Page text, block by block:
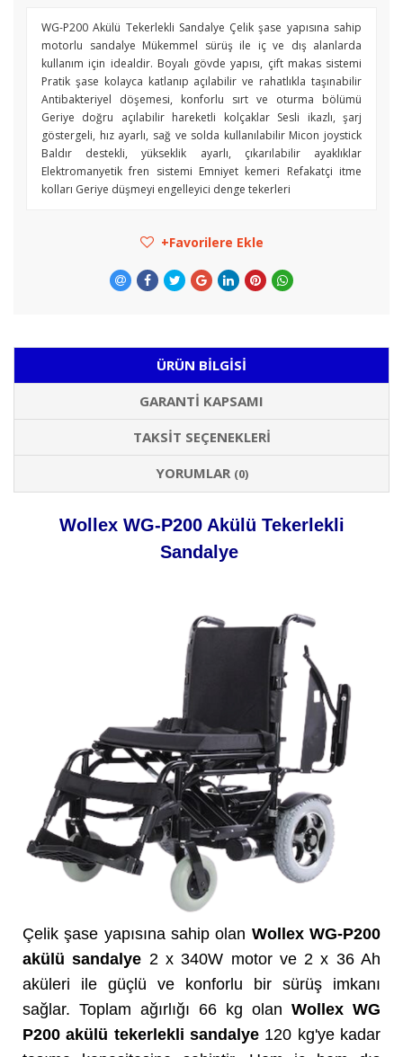
WG-P200 Akülü Tekerlekli Sandalye Çelik şase yapısına sahip
motorlu sandalye Mükemmel sürüş ile iç ve dış alanlarda
kullanım için idealdir. Boyalı gövde yapısı, çift makas sistemi
Pratik şase kolayca katlanıp açılabilir ve rahatlıkla taşınabilir
Antibakteriyel döşemesi, konforlu sırt ve oturma bölümü
Geriye doğru açılabilir hareketli kolçaklar Sesli ikazlı, şarj
göstergeli, hız ayarlı, sağ ve solda kullanılabilir Micon joystick
Baldır destekli, yükseklik ayarlı, çıkarılabilir ayaklıklar
Elektromanyetik fren sistemi Emniyet kemeri Refakatçi itme
kolları Geriye düşmeyi engelleyici denge tekerleri
Favorilere Ekle
ÜRÜN BILGISI
GARANTI KAPSAMI
TAKSIT SEÇENEKLERI
YORUMLAR (0)
Wollex WG-P200 Akülü Tekerlekli
Sandalye
Çelik şase yapısına sahip olan Wollex WG-P200
akülü sandalye 2 x 340W motor ve 2 x 36 Ah
aküleri ile güçlü ve konforlu bir sürüş imkanı
sağlar. Toplam ağırlığı 66 kg olan Wollex WG
P200 akülü tekerlekli sandalye 120 kg'ye kadar